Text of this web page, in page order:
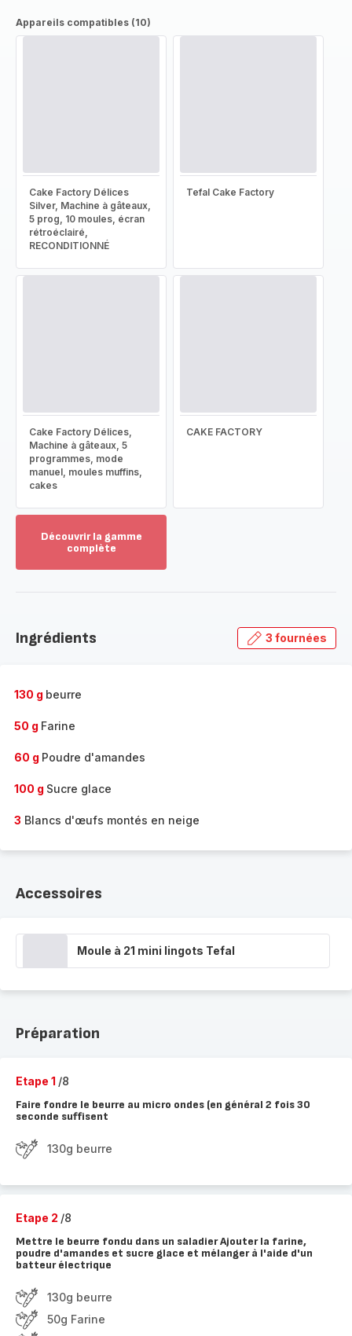
Appareils compatibles (10)
Cake Factory Délices
Silver, Machine à gâteaux,
5 prog, 10 moules, écran
rétroéclairé,
RECONDITIONNÉ
Tefal Cake Factory
Cake Factory Délices,
Machine à gâteaux, 5
programmes, mode
manuel, moules muffins,
cakes
CAKE FACTORY
Découvrir la gamme
complète
gamme
Ingrédients 3 fournées
130 g beurre
50 g Farine
60 g Poudre d'amandes
100 g Sucre glace
3 Blancs d'œufs montés en neige
Accessoires
Moule à 21 mini lingots Tefal
Préparation
Etape 1 /8
Faire fondre le beurre au micro ondes (en général 2 fois 30
seconde suffisent
130g beurre
Etape 2 /8
Mettre le beurre fondu dans un saladier Ajouter la farine,
poudre d'amandes et sucre glace et mélanger à l'aide d'un
batteur électrique
130g beurre
50g Farine